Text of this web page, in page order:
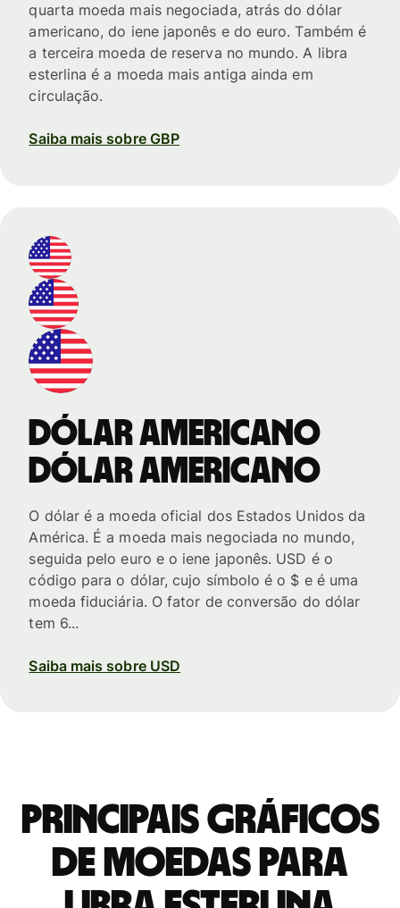
quarta moeda mais negociada, atrás do dólar
americano, do iene japonês e do euro. Também é
a terceira moeda de reserva no mundo. A libra
esterlina é a moeda mais antiga ainda em
circulação.
Saiba mais sobre GBP
Dólar americano
Dólar americano
O dólar é a moeda oficial dos Estados Unidos da
América. É a moeda mais negociada no mundo,
seguida pelo euro e o iene japonês. USD é o
código para o dólar, cujo símbolo é o $ e é uma
moeda fiduciária. O fator de conversão do dólar
tem 6...
Saiba mais sobre USD
Principais gráficos
de moedas para